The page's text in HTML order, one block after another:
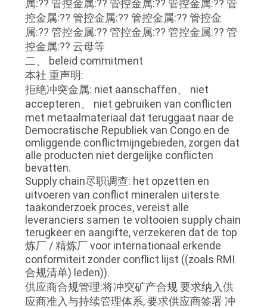
属:?? 管控金属:?? 管控金属:?? 管控金属:?? 管
控金属:?? 管控金属:?? 管控金属:?? 管控金
属:?? 管控金属:?? 管控金属:?? 管控金属:?? 管
控金属:?? 云母等
二、 beleid commitment
本社 重声明:
拒绝冲突金属: niet aanschaffen、 niet
accepteren、 niet gebruiken van conflicten
met metaalmateriaal dat teruggaat naar de
Democratische Republiek van Congo en de
omliggende conflictmijngebieden, zorgen dat
alle producten niet dergelijke conflicten
bevatten.
Supply chain尽职调查: het opzetten en
uitvoeren van conflict mineralen uiterste
taakonderzoek proces, vereist alle
leveranciers samen te voltooien supply chain
terugkeer en aangifte, verzekeren dat de top
炼厂 / 精炼厂 voor internationaal erkende
conformiteit zonder conflict lijst ((zoals RMI
合规清单) leden)).
供应商合规管理:将冲突矿产合规 要求纳入供
应商准入与持续管理体系, 要求供应商签署 冲